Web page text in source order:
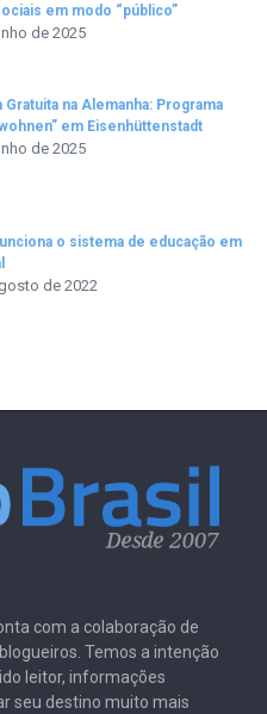
em modo “público”
de 2025
Gratuita na Alemanha: Programa
em Eisenhüttenstadt
de 2025
o sistema de educação em
de 2022
com a colaboração de
Temos a intenção
leitor, informações
seu destino muito mais